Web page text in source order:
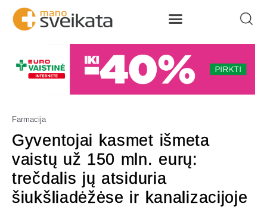
Farmacija
Gyventojai kasmet išmeta
vaistų už 150 mln. eurų:
trečdalis jų atsiduria
šiukšliadėžėse ir kanalizacijoje